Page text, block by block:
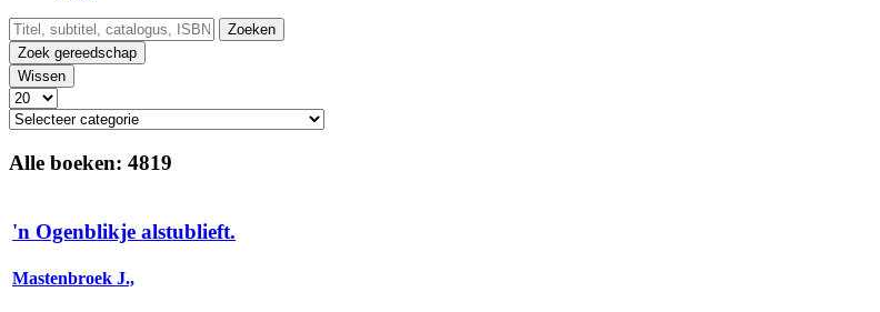
Zoeken
Zoek gereedschap
Wissen
Alle boeken: 4819
'n Ogenblikje alstublieft.
Mastenbroek J.,